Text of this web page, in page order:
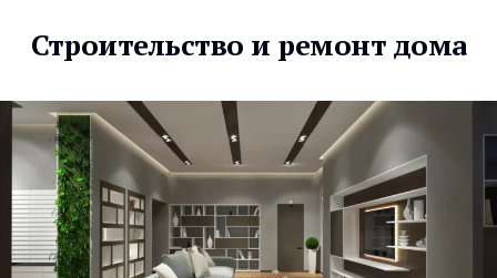
Строительство и ремонт дома